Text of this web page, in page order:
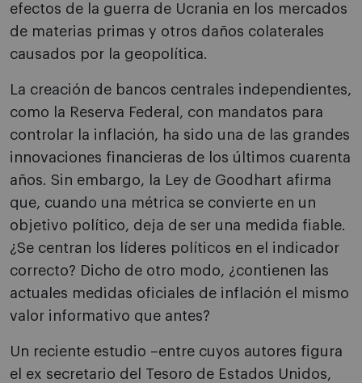
efectos de la guerra de Ucrania en los mercados
de materias primas y otros daños colaterales
causados por la geopolítica.
La creación de bancos centrales independientes,
como la Reserva Federal, con mandatos para
controlar la inflación, ha sido una de las grandes
innovaciones financieras de los últimos cuarenta
años. Sin embargo, la Ley de Goodhart afirma
que, cuando una métrica se convierte en un
objetivo político, deja de ser una medida fiable.
¿Se centran los líderes políticos en el indicador
correcto? Dicho de otro modo, ¿contienen las
actuales medidas oficiales de inflación el mismo
valor informativo que antes?
Un reciente estudio –entre cuyos autores figura
el ex secretario del Tesoro de Estados Unidos,